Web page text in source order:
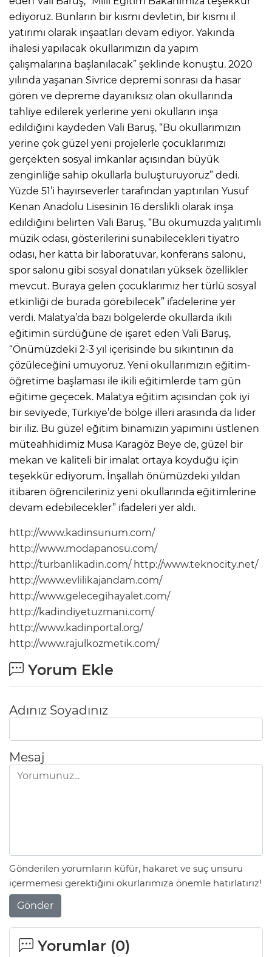
ediyoruz. Bunların bir kısmı devletin, bir kısmı il
yatırımı olarak inşaatları devam ediyor. Yakında
ihalesi yapılacak okullarımızın da yapım
çalışmalarına başlanılacak” şeklinde konuştu. 2020
yılında yaşanan Sivrice depremi sonrası da hasar
gören ve depreme dayanıksız olan okullarında
tahliye edilerek yerlerine yeni okulların inşa
edildiğini kaydeden Vali Baruş, “Bu okullarımızın
yerine çok güzel yeni projelerle çocuklarımızı
gerçekten sosyal imkanlar açısından büyük
zenginliğe sahip okullarla buluşturuyoruz” dedi.
Yüzde 51’i hayırseverler tarafından yaptırılan Yusuf
Kenan Anadolu Lisesinin 16 derslikli olarak inşa
edildiğini belirten Vali Baruş, “Bu okumuzda yalıtımlı
müzik odası, gösterilerini sunabilecekleri tiyatro
odası, her katta bir laboratuvar, konferans salonu,
spor salonu gibi sosyal donatıları yüksek özellikler
mevcut. Buraya gelen çocuklarımız her türlü sosyal
etkinliği de burada görebilecek” ifadelerine yer
verdi. Malatya’da bazı bölgelerde okullarda ikili
eğitimin sürdüğüne de işaret eden Vali Baruş,
“Önümüzdeki 2-3 yıl içerisinde bu sıkıntının da
çözüleceğini umuyoruz. Yeni okullarımızın eğitim-
öğretime başlaması ile ikili eğitimlerde tam gün
eğitime geçecek. Malatya eğitim açısından çok iyi
bir seviyede, Türkiye’de bölge illeri arasında da lider
bir iliz. Bu güzel eğitim binamızın yapımını üstlenen
müteahhidimiz Musa Karagöz Beye de, güzel bir
mekan ve kaliteli bir imalat ortaya koyduğu için
teşekkür ediyorum. İnşallah önümüzdeki yıldan
itibaren öğrencileriniz yeni okullarında eğitimlerine
devam edebilecekler” ifadeleri yer aldı.
http://www.kadinsunum.com/
http://www.modapanosu.com/
http://turbanlikadin.com/ http://www.teknocity.net/
http://www.evlilikajandam.com/
http://www.gelecegihayalet.com/
http://kadindiyetuzmani.com/
http://www.kadinportal.org/
http://www.rajulkozmetik.com/
Yorum Ekle
Adınız Soyadınız
Mesaj
Gönderilen yorumların küfür, hakaret ve suç unsuru
içermemesi gerektiğini okurlarımıza önemle hatırlatırız!
Gönder
Yorumlar (0)